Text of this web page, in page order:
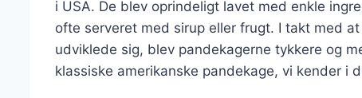
i USA. De blev oprindeligt lavet med enkle
ofte serveret med sirup eller frugt. I takt med
udviklede sig, blev pandekagerne tykkere og
klassiske amerikanske pandekage, vi kender i